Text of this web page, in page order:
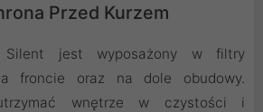
Przed Kurzem
jest wyposażony w filtry
froncie oraz na dole obudowy.
wnętrze w czystości i